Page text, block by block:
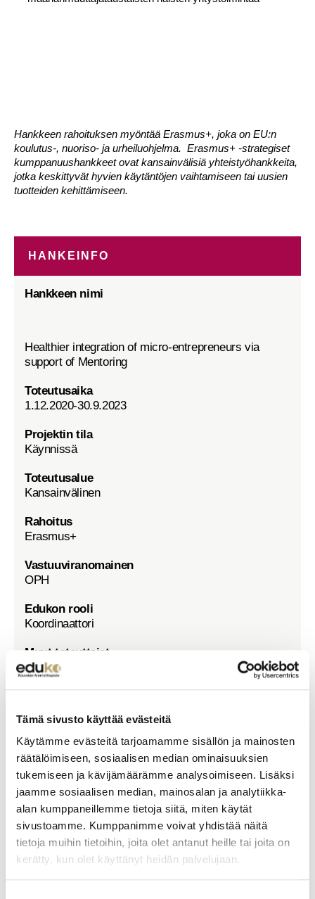
Tämä sivusto käyttää evästeitä
Käytämme evästeitä tarjoamamme sisällön ja mainosten
räätälöimiseen, sosiaalisen median ominaisuuksien
tukemiseen ja kävijämäärämme analysoimiseen. Lisäksi
jaamme sosiaalisen median, mainosalan ja analytiikka-
alan kumppaneillemme tietoja siitä, miten käytät
sivustoamme. Kumppanimme voivat yhdistää näitä
tietoja muihin tietoihin, joita olet antanut heille tai joita on
kerätty, kun olet käyttänyt heidän palvelujaan.
Hankkeen rahoituksen myöntää Erasmus+, joka on EU:n
koulutus-, nuoriso- ja urheiluohjelma. Erasmus+ -strategiset
kumppanuushankkeet ovat kansainvälisiä yhteistyöhankkeita,
jotka keskittyvät hyvien käytäntöjen vaihtamiseen tai uusien
tuotteiden kehittämiseen.
HANKEINFO
Hankkeen nimi
Healthier integration of micro-entrepreneurs via
support of Mentoring
Toteutusaika
1.12.2020-30.9.2023
Projektin tila
Käynnissä
Toteutusalue
Kansainvälinen
Rahoitus
Erasmus+
Vastuuviranomainen
OPH
Edukon rooli
Koordinaattori
Muut toteuttajat
Ankara Haci Bayram Veli Universitesi, Turkki
Sirketi, Turkki
Fondo Formacion Euskadi SLL, Espanja
Hongwen Sun Europe Oy, Suomi
Leean Trade, Suomi
Point Proje Insaat Taahhut Muhendislik Ve Ticaret Limited
Sirketi, Turkki